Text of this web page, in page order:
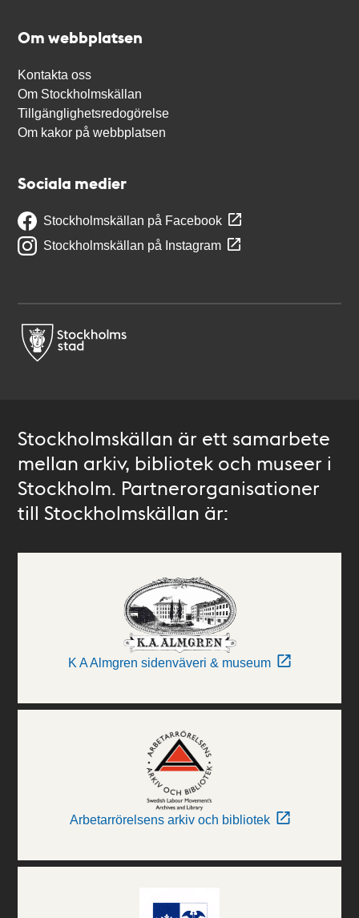
Om webbplatsen
Kontakta oss
Om Stockholmskällan
Tillgänglighetsredogörelse
Om kakor på webbplatsen
Sociala medier
Stockholmskällan på Facebook
Stockholmskällan på Instagram
Stockholmskällan är ett samarbete
mellan arkiv, bibliotek och museer i
Stockholm. Partnerorganisationer
till Stockholmskällan är:
K A Almgren sidenväveri & museum
Arbetarrörelsens arkiv och bibliotek